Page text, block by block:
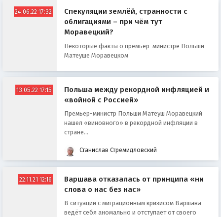
24.06.22 17:32
Спекуляции землёй, странности с
облигациями – при чём тут
Моравецкий?
Некоторые факты о премьер-министре Польши
Матеуше Моравецком
13.05.22 17:15
Польша между рекордной инфляцией и
«войной с Россией»
Премьер-министр Польши Матеуш Моравецкий
нашел «виновного» в рекордной инфляции в
стране...
Станислав Стремидловский
22.11.21 12:16
Варшава отказалась от принципа «ни
слова о нас без нас»
В ситуации с миграционным кризисом Варшава
ведёт себя аномально и отступает от своего